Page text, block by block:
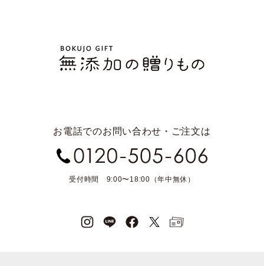
お電話でのお問い合わせ・ご注文は
受付時間 9:00〜18:00（年中無休）